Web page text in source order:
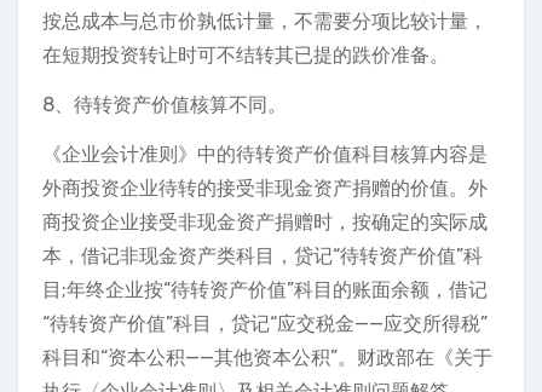
按总成本与总市价孰低计量，不需要分项比较计量，
在短期投资转让时可不结转其已提的跌价准备。
8、待转资产价值核算不同。
《企业会计准则》中的待转资产价值科目核算内容是
外商投资企业待转的接受非现金资产捐赠的价值。外
商投资企业接受非现金资产捐赠时，按确定的实际成
本，借记非现金资产类科目，贷记“待转资产价值”科
目;年终企业按“待转资产价值”科目的账面余额，借记
“待转资产价值”科目，贷记“应交税金——应交所得税”
科目和“资本公积——其他资本公积”。财政部在《关于